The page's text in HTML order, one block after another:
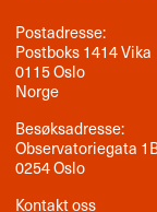
Postadresse:
Postboks 1414 Vika
0115 Oslo
Norge
Besøksadresse:
Observatoriegata
0254 Oslo
Kontakt oss